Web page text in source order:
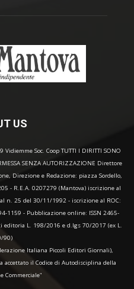
US
Soc. Coop TUTTI I DIRITTI SONO
SENZA AUTORIZZAZIONE Direttore
Direzione e Redazione: piazza Sordello,
- R.E.A. 0207279 (Mantova) iscrizione al
n. 25 del 30/11/1992 - iscrizione al ROC:
1159 - Pubblicazione online: ISSN 2465-
L. 198/2016 e d.lgs 70/2017 (ex L.
90)
Italiana Piccoli Editori Giornali),
accettato il Codice di Autodisciplina della
Commerciale"